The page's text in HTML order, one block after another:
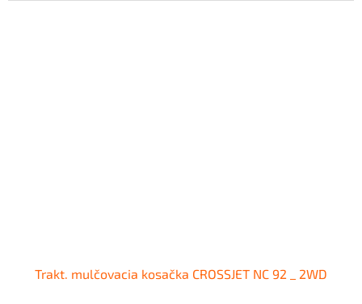
Trakt. mulčovacia kosačka CROSSJET NC 92 _ 2WD